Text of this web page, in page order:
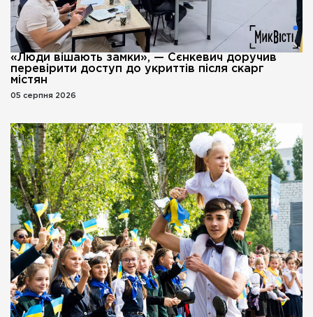
«Люди вішають замки», — Сєнкевич доручив
перевірити доступ до укриттів після скарг
містян
05 серпня 2026